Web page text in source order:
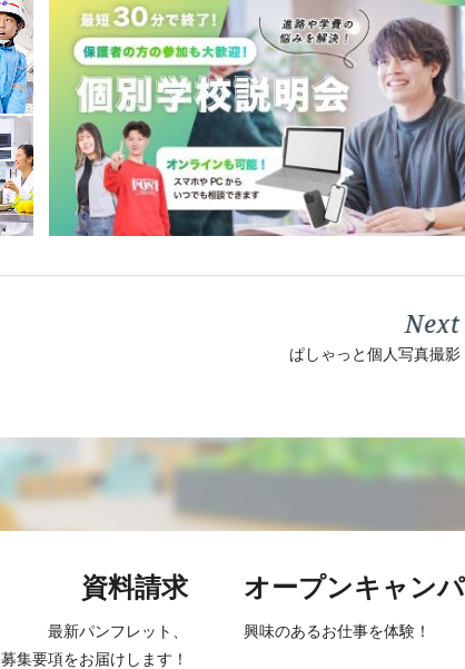
ぱしゃっと個人写真撮影
資料請求
最新パンフレット、
募集要項をお届け します！
オープンキャン
興味のあるお仕事を体験！